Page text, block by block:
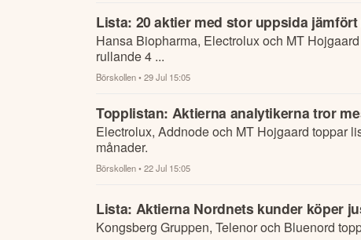
Lista: 20 aktier med stor uppsida
Hansa Biopharma, Electrolux och MT
rullande 4 ...
Börskollen• 29 Jul 15:05
Topplistan: Aktierna analytikerna tror
Electrolux, Addnode och MT Hojgaard toppar
månader.
Börskollen• 22 Jul 15:05
Lista: Aktierna Nordnets kunder köper
Kongsberg Gruppen, Telenor och Bluenord